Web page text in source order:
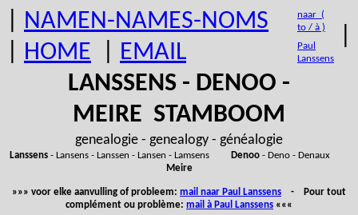
NAMEN-NAMES-NOMS
HOME EMAIL
naar (
to / à )
Paul
Lanssens
LANSSENS - DENOO -
MEIRE STAMBOOM
genealogie - genealogy - généalogie
Lanssens- Lansens - Lanssen - Lansen - Lamsens Denoo- Deno - Denaux
Meire
»»» voor elke aanvulling of probleem: mail naar Paul Lanssens - Pour tout
complément ou problème: mail à Paul Lanssens «««